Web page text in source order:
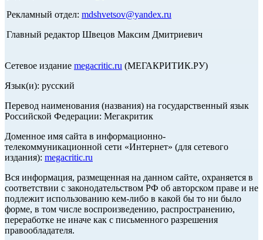
Рекламный отдел: mdshvetsov@yandex.ru
Главный редактор Швецов Максим Дмитриевич
Сетевое издание megacritic.ru (МЕГАКРИТИК.РУ)
Язык(и): русский
Перевод наименования (названия) на государственный язык
Российской Федерации: Мегакритик
Доменное имя сайта в информационно-
телекоммуникационной сети «Интернет» (для сетевого
издания): megacritic.ru
Вся информация, размещенная на данном сайте, охраняется в
соответствии с законодательством РФ об авторском праве и не
подлежит использованию кем-либо в какой бы то ни было
форме, в том числе воспроизведению, распространению,
переработке не иначе как с письменного разрешения
правообладателя.